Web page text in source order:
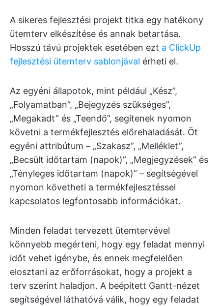
A sikeres fejlesztési projekt titka egy hatékony
ütemterv elkészítése és annak betartása.
Hosszú távú projektek esetében ezt a ClickUp
fejlesztési ütemterv sablonjával érheti el.
Az egyéni állapotok, mint például „Kész”,
„Folyamatban”, „Bejegyzés szükséges”,
„Megakadt” és „Teendő”, segítenek nyomon
követni a termékfejlesztés előrehaladását. Öt
egyéni attribútum – „Szakasz”, „Melléklet”,
„Becsült időtartam (napok)”, „Megjegyzések” és
„Tényleges időtartam (napok)” – segítségével
nyomon követheti a termékfejlesztéssel
kapcsolatos legfontosabb információkat.
Minden feladat tervezett ütemtervével
könnyebb megérteni, hogy egy feladat mennyi
időt vehet igénybe, és ennek megfelelően
elosztani az erőforrásokat, hogy a projekt a
terv szerint haladjon. A beépített Gantt-nézet
segítségével láthatóvá válik, hogy egy feladat